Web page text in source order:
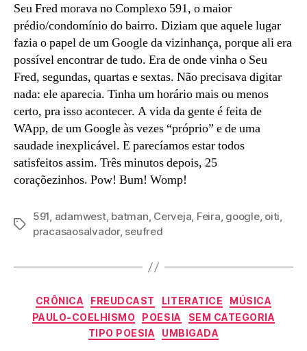
Seu Fred morava no Complexo 591, o maior
prédio/condomínio do bairro. Diziam que aquele lugar
fazia o papel de um Google da vizinhança, porque ali era
possível encontrar de tudo. Era de onde vinha o Seu
Fred, segundas, quartas e sextas. Não precisava digitar
nada: ele aparecia. Tinha um horário mais ou menos
certo, pra isso acontecer. A vida da gente é feita de
WApp, de um Google às vezes “próprio” e de uma
saudade inexplicável. E parecíamos estar todos
satisfeitos assim. Três minutos depois, 25
coraçõezinhos. Pow! Bum! Womp!
Tags
591, adamwest, batman, Cerveja, Feira, google, oiti,
pracasaosalvador, seufred
Categorias
CRÔNICA FREUDCAST LITERATICE
MÚSICA
PAULO-COELHISMO
POESIA
SEM CATEGORIA
TIPO POESIA
UMBIGADA